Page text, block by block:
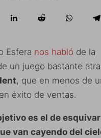
Esfera nos habló de la
un juego bastante
, que en menos de
éxito de ventas.
es el de
van cayendo del